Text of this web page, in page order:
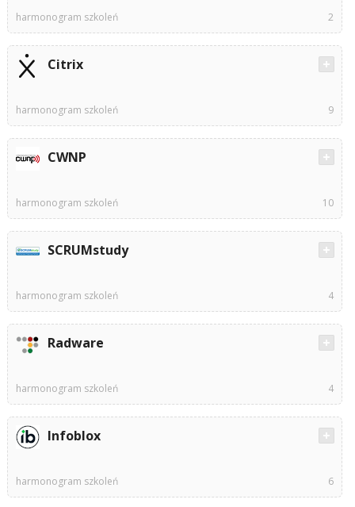
harmonogram szkoleń 2
Citrix
harmonogram szkoleń 9
CWNP
harmonogram szkoleń 10
SCRUMstudy
harmonogram szkoleń 4
Radware
harmonogram szkoleń 4
Infoblox
harmonogram szkoleń 6